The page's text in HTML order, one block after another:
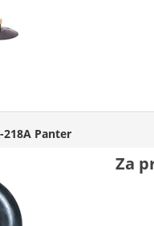
218A Panter
Za